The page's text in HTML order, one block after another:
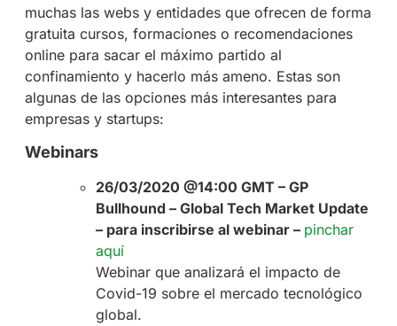
muchas las webs y entidades que ofrecen de forma
gratuita cursos, formaciones o recomendaciones
online para sacar el máximo partido al
confinamiento y hacerlo más ameno. Estas son
algunas de las opciones más interesantes para
empresas y startups:
Webinars
26/03/2020 @14:00 GMT – GP
Bullhound – Global Tech Market Update
– para inscribirse al webinar – pinchar
aquí
Webinar que analizará el impacto de
Covid-19 sobre el mercado tecnológico
global.